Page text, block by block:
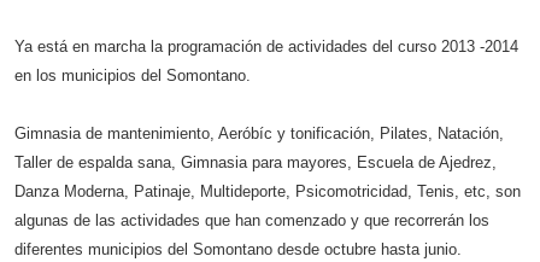
Ya está en marcha la programación de actividades del curso 2013 -2014
en los municipios del Somontano.
Gimnasia de mantenimiento, Aeróbíc y tonificación, Pilates, Natación,
Taller de espalda sana, Gimnasia para mayores, Escuela de Ajedrez,
Danza Moderna, Patinaje, Multideporte, Psicomotricidad, Tenis, etc, son
algunas de las actividades que han comenzado y que recorrerán los
diferentes municipios del Somontano desde octubre hasta junio.